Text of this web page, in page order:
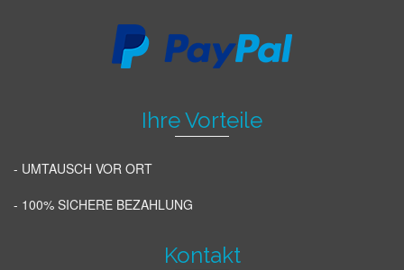
Ihre Vorteile
- UMTAUSCH VOR ORT
- 100% SICHERE BEZAHLUNG
Kontakt